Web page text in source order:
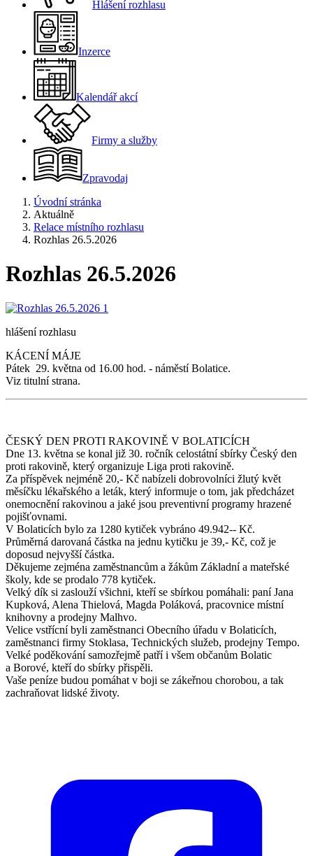
Hlášení rozhlasu
Inzerce
Kalendář akcí
Firmy a služby
Zpravodaj
Úvodní stránka
Aktuálně
Relace místního rozhlasu
Rozhlas 26.5.2026
Rozhlas 26.5.2026
hlášení rozhlasu
KÁCENÍ MÁJE
Pátek 29. května od 16.00 hod. - náměstí Bolatice.
Viz titulní strana.
ČESKÝ DEN PROTI RAKOVINĚ V BOLATICÍCH
Dne 13. května se konal již 30. ročník celostátní sbírky Český den
proti rakovině, který organizuje Liga proti rakovině.
Za příspěvek nejméně 20,- Kč nabízeli dobrovolníci žlutý květ
měsíčku lékařského a leták, který informuje o tom, jak předcházet
onemocnění rakovinou a jaké jsou preventivní programy hrazené
pojišťovnami.
V Bolaticích bylo za 1280 kytiček vybráno 49.942-- Kč.
Průměrná darovaná částka na jednu kytičku je 39,- Kč, což je
doposud nejvyšší částka.
Děkujeme zejména zaměstnancům a žákům Základní a mateřské
školy, kde se prodalo 778 kytiček.
Velký dík si zaslouží všichni, kteří se sbírkou pomáhali: paní Jana
Kupková, Alena Thielová, Magda Poláková, pracovnice místní
knihovny a prodejny Malhvo.
Velice vstřícní byli zaměstnanci Obecního úřadu v Bolaticích,
zaměstnanci firmy Stoklasa, Technických služeb, prodejny Tempo.
Velké poděkování samozřejmě patří i všem občanům Bolatic
a Borové, kteří do sbírky přispěli.
Vaše peníze budou pomáhat v boji se zákeřnou chorobou, a tak
zachraňovat lidské životy.